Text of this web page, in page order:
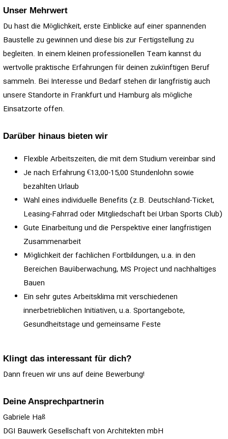
Unser Mehrwert
Du hast die Möglichkeit, erste Einblicke auf einer spannenden
Baustelle zu gewinnen und diese bis zur Fertigstellung zu
begleiten. In einem kleinen professionellen Team kannst du
wertvolle praktische Erfahrungen für deinen zukünftigen Beruf
sammeln. Bei Interesse und Bedarf stehen dir langfristig auch
unsere Standorte in Frankfurt und Hamburg als mögliche
Einsatzorte offen.
Darüber hinaus bieten wir
Flexible Arbeitszeiten, die mit dem Studium vereinbar sind
Je nach Erfahrung €13,00-15,00 Stundenlohn sowie
bezahlten Urlaub
Wahl eines individuelle Benefits (z.B. Deutschland-Ticket,
Leasing-Fahrrad oder Mitgliedschaft bei Urban Sports Club)
Gute Einarbeitung und die Perspektive einer langfristigen
Zusammenarbeit
Möglichkeit der fachlichen Fortbildungen, u.a. in den
Bereichen Bauüberwachung, MS Project und nachhaltiges
Bauen
Ein sehr gutes Arbeitsklima mit verschiedenen
innerbetrieblichen Initiativen, u.a. Sportangebote,
Gesundheitstage und gemeinsame Feste
Klingt das interessant für dich?
Dann freuen wir uns auf deine Bewerbung!
Deine Ansprechpartnerin
Gabriele Haß
DGI Bauwerk Gesellschaft von Architekten mbH